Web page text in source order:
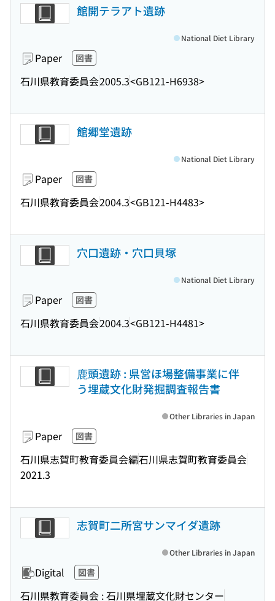
館開テラアト遺跡
Paper 図書
石川県教育委員会2005.3<GB121-H6938>
National Diet Library
館郷堂遺跡
Paper 図書
石川県教育委員会2004.3<GB121-H4483>
National Diet Library
穴口遺跡・穴口貝塚
Paper 図書
石川県教育委員会2004.3<GB121-H4481>
National Diet Library
鹿頭遺跡 : 県営ほ場整備事業に伴
う埋蔵文化財発掘調査報告書
Paper 図書
石川県志賀町教育委員会編石川県志賀町教育委員会
2021.3
Other Libraries in Japan
志賀町二所宮サンマイダ遺跡
Digital 図書
石川県教育委員会 : 石川県埋蔵文化財センター
Other Libraries in Japan